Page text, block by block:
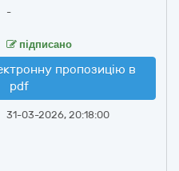
-
підписано
пропозицію в
pdf
31-03-2026, 20:18:00